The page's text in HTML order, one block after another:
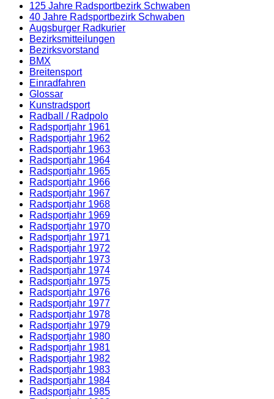
125 Jahre Radsportbezirk Schwaben
40 Jahre Radsportbezirk Schwaben
Augsburger Radkurier
Bezirksmitteilungen
Bezirksvorstand
BMX
Breitensport
Einradfahren
Glossar
Kunstradsport
Radball / Radpolo
Radsportjahr 1961
Radsportjahr 1962
Radsportjahr 1963
Radsportjahr 1964
Radsportjahr 1965
Radsportjahr 1966
Radsportjahr 1967
Radsportjahr 1968
Radsportjahr 1969
Radsportjahr 1970
Radsportjahr 1971
Radsportjahr 1972
Radsportjahr 1973
Radsportjahr 1974
Radsportjahr 1975
Radsportjahr 1976
Radsportjahr 1977
Radsportjahr 1978
Radsportjahr 1979
Radsportjahr 1980
Radsportjahr 1981
Radsportjahr 1982
Radsportjahr 1983
Radsportjahr 1984
Radsportjahr 1985